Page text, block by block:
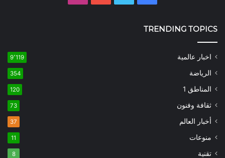
TRENDING TOPICS
اخبار عالمية 9٬119
الرياضة 354
المناطق 1 120
ثقافة وفنون 73
أخبار العالم 37
منوعات 11
تقنية 8